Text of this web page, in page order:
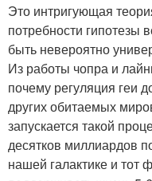
Это интригующая
потребности гипотезы
быть невероятно
Из работы чопра и
почему регуляция геи
других обитаемых
запускается такой
десятков миллиардов
нашей галактике и тот